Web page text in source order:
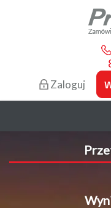
Zaloguj